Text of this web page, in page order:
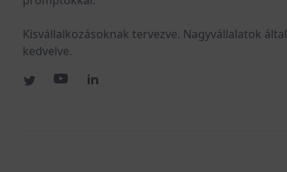
Kisvállalkozásoknak tervezve. Nagyvállalatok által
kedvelve.